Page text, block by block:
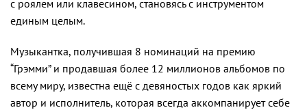
с роялем или клавесином, становясь с инструментом
единым целым.
Музыкантка, получившая 8 номинаций на премию
“Грэмми” и продавшая более 12 миллионов альбомов по
всему миру, известна ещё с девяностых годов как яркий
автор и исполнитель, которая всегда аккомпанирует себе